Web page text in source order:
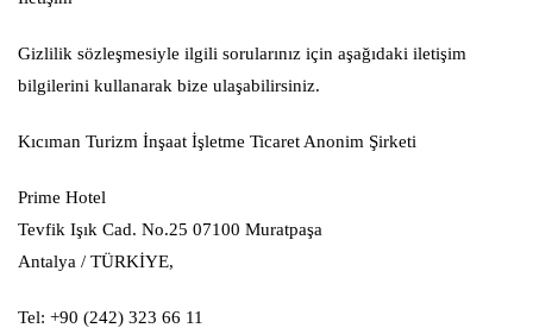
Gizlilik sözleşmesiyle ilgili sorularınız için aşağıdaki iletişim
bilgilerini kullanarak bize ulaşabilirsiniz.
Kıcıman Turizm İnşaat İşletme Ticaret Anonim Şirketi
Prime Hotel
Tevfik Işık Cad. No.25 07100 Muratpaşa
Antalya / TÜRKİYE,
Tel: +90 (242) 323 66 11